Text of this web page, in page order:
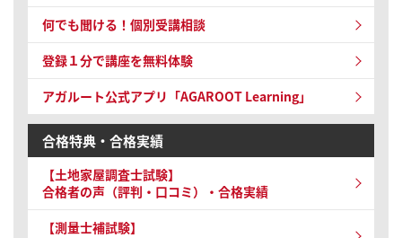
何でも聞ける！個別受講相談
登録１分で講座を無料体験
アガルート公式アプリ「AGAROOT Learning」
合格特典・合格実績
【土地家屋調査士試験】
合格者の声（評判・口コミ）・合格実績
【測量士補試験】